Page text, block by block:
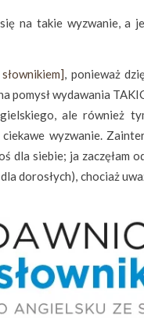
na takie wyzwanie, a
, ponieważ
pomysł wydawania
ale również
wyzwanie.
dla siebie; ja zaczęłam
dorosłych), chociaż